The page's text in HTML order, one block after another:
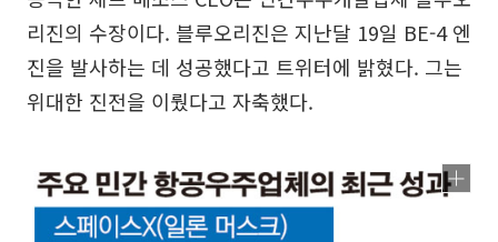
리진의 수장이다. 블루오리진은 지난달 19일 BE-4 엔
진을 발사하는 데 성공했다고 트위터에 밝혔다. 그는
위대한 진전을 이뤘다고 자축했다.